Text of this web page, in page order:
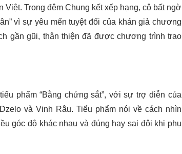
Trong đêm Chung kết xếp hạng, cô bất ngờ
vì sự yêu mến tuyệt đối của khán giả chương
gần gũi, thân thiện đã được chương trình trao
phẩm “Bằng chứng sắt”, với sự trợ diễn của
và Vinh Râu. Tiểu phẩm nói về cách nhìn
góc độ khác nhau và đúng hay sai đôi khi phụ